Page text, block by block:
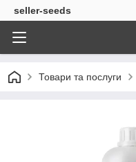
seller-seeds
Товари та послуги